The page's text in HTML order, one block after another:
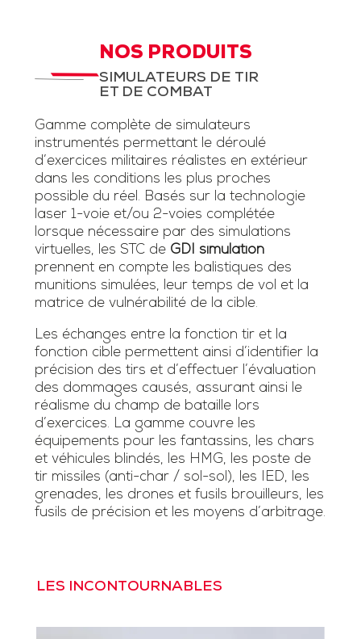
NOS PRODUITS
SIMULATEURS DE TIR
ET DE COMBAT
Gamme complète de simulateurs
instrumentés permettant le déroulé
d’exercices militaires réalistes en extérieur
dans les conditions les plus proches
possible du réel. Basés sur la technologie
laser 1-voie et/ou 2-voies complétée
lorsque nécessaire par des simulations
virtuelles, les STC de GDI simulation
prennent en compte les balistiques des
munitions simulées, leur temps de vol et la
matrice de vulnérabilité de la cible.
Les échanges entre la fonction tir et la
fonction cible permettent ainsi d’identifier la
précision des tirs et d’effectuer l’évaluation
des dommages causés, assurant ainsi le
réalisme du champ de bataille lors
d’exercices. La gamme couvre les
équipements pour les fantassins, les chars
et véhicules blindés, les HMG, les poste de
tir missiles (anti-char / sol-sol), les IED, les
grenades, les drones et fusils brouilleurs, les
fusils de précision et les moyens d’arbitrage.
LES INCONTOURNABLES